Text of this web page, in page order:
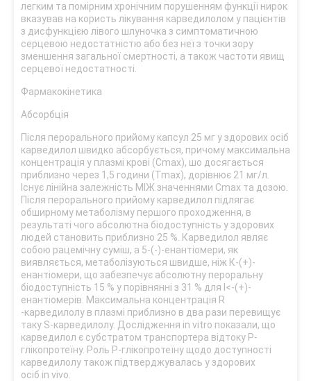
легким та помірним хронічним порушенням функції нирок
вказував на користь лікування карведилолом у пацієнтів
з дисфункцією лівого шлуночка з симптоматичною
серцевою недостатністю або без неї з точки зору
зменшення загальної смертності, а також частоти явищ
серцевої недостатності.
Фармакокінетика
Абсорбція
Після перорального прийому капсул 25 мг у здорових осіб
карведилол швидко абсорбується, причому максимальна
концентрація у плазмі крові (Сmах), шо досягається
приблизно через 1,5 години (Tmax), дорівнює 21 мг/л.
Існує лінійна залежність МІЖ значеннями Сmах та дозою.
Після перорального прийому карведилол підлягає
обширному метаболізму першого проходження, в
результаті чого абсолютна біодоступність у здорових
людей становить приблизно 25 %. Карведилол являє
собою рацемічну суміш, а 5-(-)-енантіомери, як
виявляється, метаболізуються швидше, ніж К-(+)-
енантіомери, що забезпечує абсолютну пероральну
біодоступність 15 % у порівнянні з 31 % для І<-(+)-
енантіомерів. Максимальна концентрація R
-карведилолу в плазмі приблизно в два рази перевищує
таку S-карведилолу. Дослідження in vitro показали, що
карведилол є субстратом транспортера відтоку Р-
глікопротеїну. Роль Р-глікопротеїну щодо доступності
карведилолу також підтверджувалась у здорових
осіб in vivo.